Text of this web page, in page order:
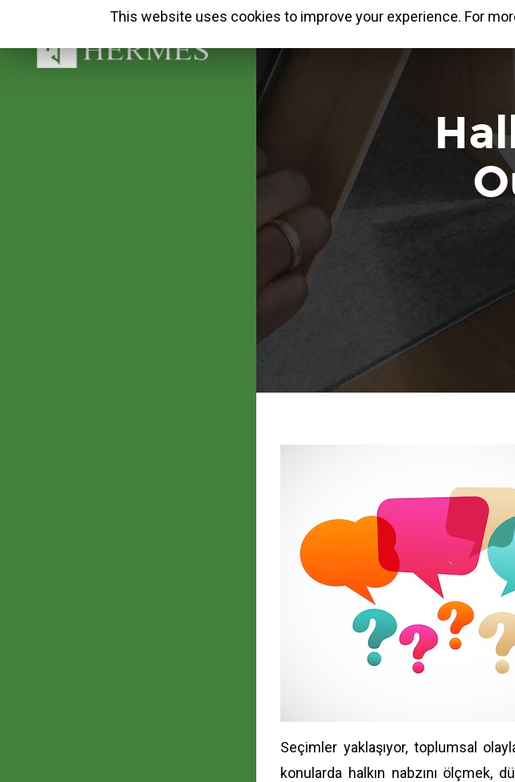
Seçimler yaklaşıyor, toplumsal
konularda halkın nabzını ölçmek,
This website uses cookies to improve your experience. For